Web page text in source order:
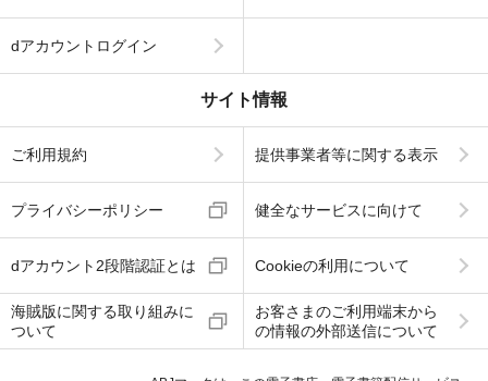
dアカウントログイン
サイト情報
ご利用規約 提供事業者等に関する表示
プライバシーポリシー 健全なサービスに向けて
dアカウント2段階認証とは Cookieの利用について
海賊版に関する取り組みに
ついて
お客さまのご利用端末から
の情報の外部送信について